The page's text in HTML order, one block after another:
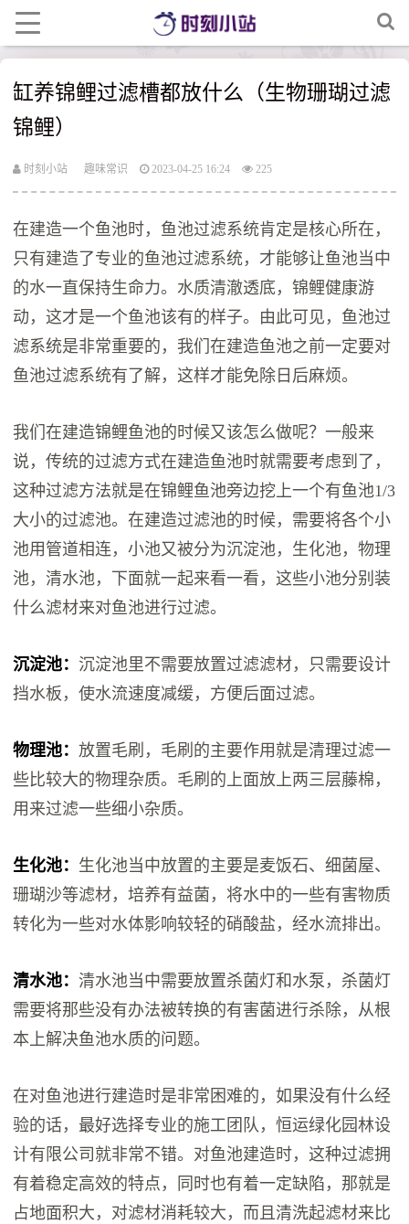
缸养锦鲤过滤槽都放什么（生物珊瑚过滤
锦鲤）
时刻小站 趣味常识 2023-04-25 16:24 225
在建造一个鱼池时，鱼池过滤系统肯定是核心所在，
只有建造了专业的鱼池过滤系统，才能够让鱼池当中
的水一直保持生命力。水质清澈透底，锦鲤健康游
动，这才是一个鱼池该有的样子。由此可见，鱼池过
滤系统是非常重要的，我们在建造鱼池之前一定要对
鱼池过滤系统有了解，这样才能免除日后麻烦。
我们在建造锦鲤鱼池的时候又该怎么做呢？一般来
说，传统的过滤方式在建造鱼池时就需要考虑到了，
这种过滤方法就是在锦鲤鱼池旁边挖上一个有鱼池1/3
大小的过滤池。在建造过滤池的时候，需要将各个小
池用管道相连，小池又被分为沉淀池，生化池，物理
池，清水池，下面就一起来看一看，这些小池分别装
什么滤材来对鱼池进行过滤。
沉淀池： 沉淀池里不需要放置过滤滤材，只需要设计
挡水板，使水流速度减缓，方便后面过滤。
物理池：放置毛刷，毛刷的主要作用就是清理过滤一
些比较大的物理杂质。毛刷的上面放上两三层藤棉，
用来过滤一些细小杂质。
生化池： 生化池当中放置的主要是麦饭石、细菌屋、
珊瑚沙等滤材，培养有益菌，将水中的一些有害物质
转化为一些对水体影响较轻的硝酸盐，经水流排出。
清水池： 清水池当中需要放置杀菌灯和水泵，杀菌灯
需要将那些没有办法被转换的有害菌进行杀除，从根
本上解决鱼池水质的问题。
在对鱼池进行建造时是非常困难的，如果没有什么经
验的话，最好选择专业的施工团队，恒运绿化园林设
计有限公司就非常不错。对鱼池建造时，这种过滤拥
有着稳定高效的特点，同时也有着一定缺陷，那就是
占地面积大，对滤材消耗较大，而且清洗起滤材来比